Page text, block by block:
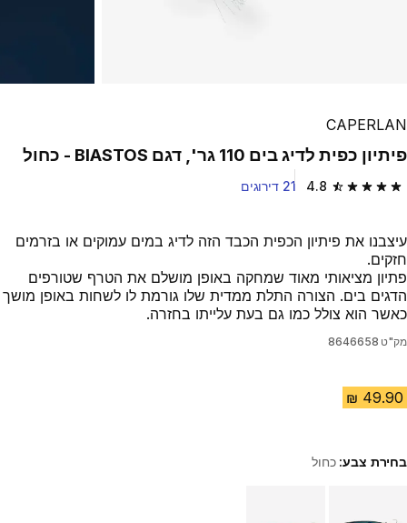
CAPERLAN
פיתיון כפית לדיג בים 110 גר', דגם BIASTOS - כחול
4.8 4.8 out of 5 stars from 21 reviews 21 דירוגים
עיצבנו את פיתיון הכפית הכבד הזה לדיג במים עמוקים או בזרמים
חזקים.
פתיון מציאותי מאוד שמחקה באופן מושלם את הטרף שטורפים
הדגים בים. הצורה התלת ממדית שלו גורמת לו לשחות באופן מושך
כאשר הוא צולל כמו גם בעת עלייתו בחזרה.
מק"ט 8646658
בחירת צבע:כחול